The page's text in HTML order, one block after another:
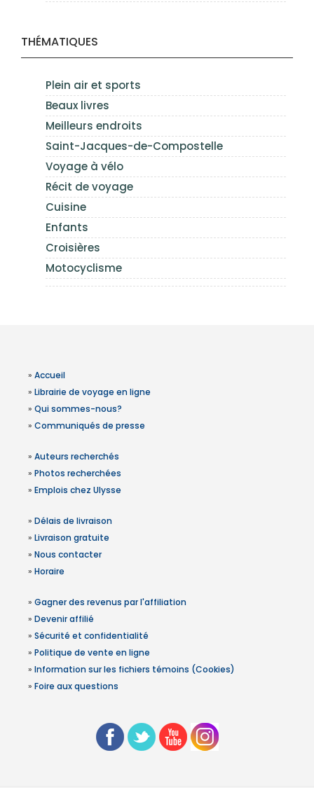
THÉMATIQUES
Plein air et sports
Beaux livres
Meilleurs endroits
Saint-Jacques-de-Compostelle
Voyage à vélo
Récit de voyage
Cuisine
Enfants
Croisières
Motocyclisme
» Accueil
» Librairie de voyage en ligne
» Qui sommes-nous?
» Communiqués de presse
» Auteurs recherchés
» Photos recherchées
» Emplois chez Ulysse
» Délais de livraison
» Livraison gratuite
» Nous contacter
» Horaire
» Gagner des revenus par l'affiliation
» Devenir affilié
» Sécurité et confidentialité
» Politique de vente en ligne
» Information sur les fichiers témoins (Cookies)
» Foire aux questions